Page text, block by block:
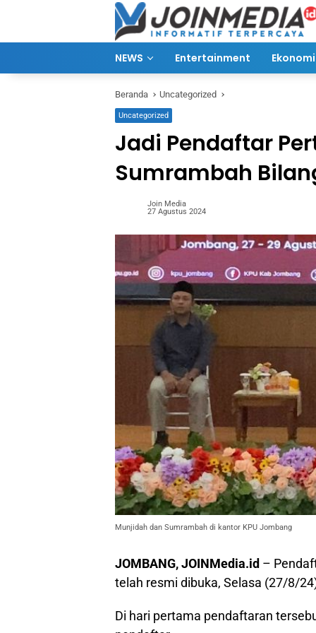
NEWS Entertainment
Beranda Uncategorized
Uncategorized
Jadi Pendaftar
Sumrambah
Join Media
27 Agustus 2024
Munjidah dan Sumrambah di kantor KPU Jombang
JOMBANG, JOINMedia.id –
telah resmi dibuka, Selasa (27/8/
Di hari pertama pendaftaran